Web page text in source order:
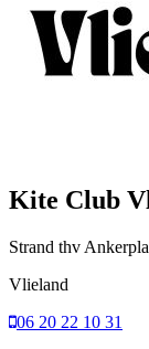
Kite Club
Strand thv
Vlieland
06 20 22 10 31